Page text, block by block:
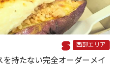
西部エリア
を持たない完全オーダーメイ